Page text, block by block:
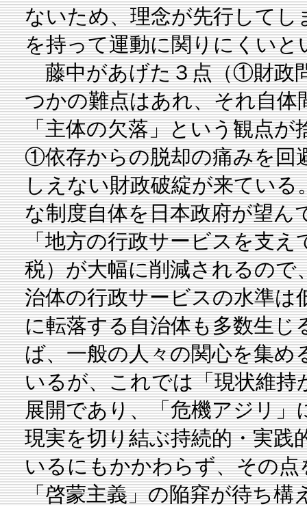
ないため、理念が先行してし
を持って運動に関りにくい
藤中があげた３点（①財政
つかの難点はあれ、それ自
「主体の欠落」という観点
①依存からの脱却の痛みを回
しえない財政破綻が来てい
な制度自体を日本政府が望
「地方の行政サービスを支え
税）が大幅に削減されるので
治体の行政サービスの水準は
に転落する自治体も多数生
ば、一般の人々の関心を集
いるが、これでは「現状維
展開であり、「危機アジリ
現実を切り結ぶ持続的・実践
いるにもかかわらず、その
「啓蒙主義」の陥穽が待ち構